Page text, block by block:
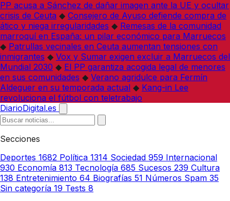
PP acusa a Sánchez de dañar imagen ante la UE y ocultar
crisis de Ceuta ◆ Consejero de Ayuso defiende compra de
ático y niega irregularidades ◆ Remesas de la comunidad
marroquí en España: un pilar económico para Marruecos
◆ Patrullas vecinales en Ceuta aumentan tensiones con
inmigrantes ◆ Vox y Sumar exigen excluir a Marruecos del
Mundial 2030 ◆ El PP garantiza acogida legal de menores
en sus comunidades ◆ Verano agridulce para Fermín
Aldeguer en su temporada actual ◆ Kang-in Lee
revoluciona el fútbol con teletrabajo
DiarioDigital.es
Secciones
Deportes 1682 Política 1314 Sociedad 959 Internacional
930 Economía 813 Tecnología 685 Sucesos 239 Cultura
138 Entretenimiento 64 Biografías 51 Números Spam 35
Sin categoría 19 Tests 8